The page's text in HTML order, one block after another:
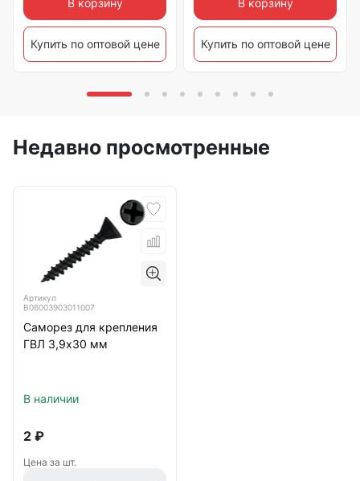
Купить по оптовой цене Купить по оптовой цене
Недавно просмотренные
Артикул
B06003903011007
Саморез для крепления
ГВЛ 3,9х30 мм
В наличии
2 ₽
Цена за шт.